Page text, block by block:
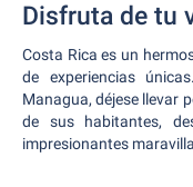
Disfruta de tu
Costa Rica es un
de experiencias
Managua, déjese llevar
de sus habitantes,
impresionantes